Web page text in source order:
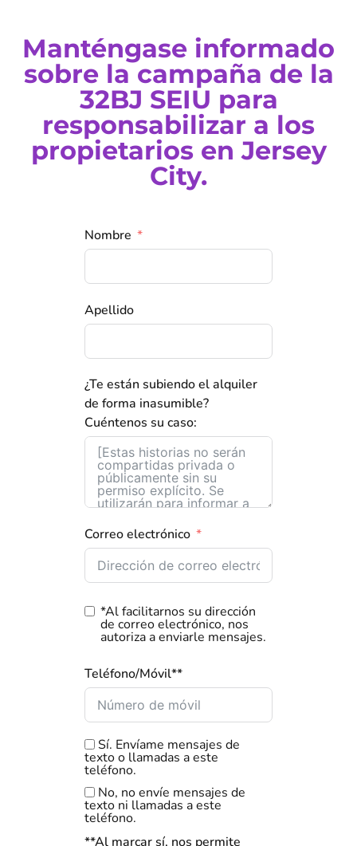
Manténgase informado
sobre la campaña de la
32BJ SEIU para
responsabilizar a los
propietarios en Jersey
City.
Nombre
Apellido
¿Te están subiendo el alquiler
de forma inasumible?
Cuéntenos su caso:
Correo electrónico
*Al facilitarnos su dirección
de correo electrónico, nos
autoriza a enviarle mensajes.
Teléfono/Móvil**
**Al marcar sí, nos permite
Sí. Envíame mensajes de
texto o llamadas a este
teléfono.
No, no envíe mensajes de
texto ni llamadas a este
teléfono.